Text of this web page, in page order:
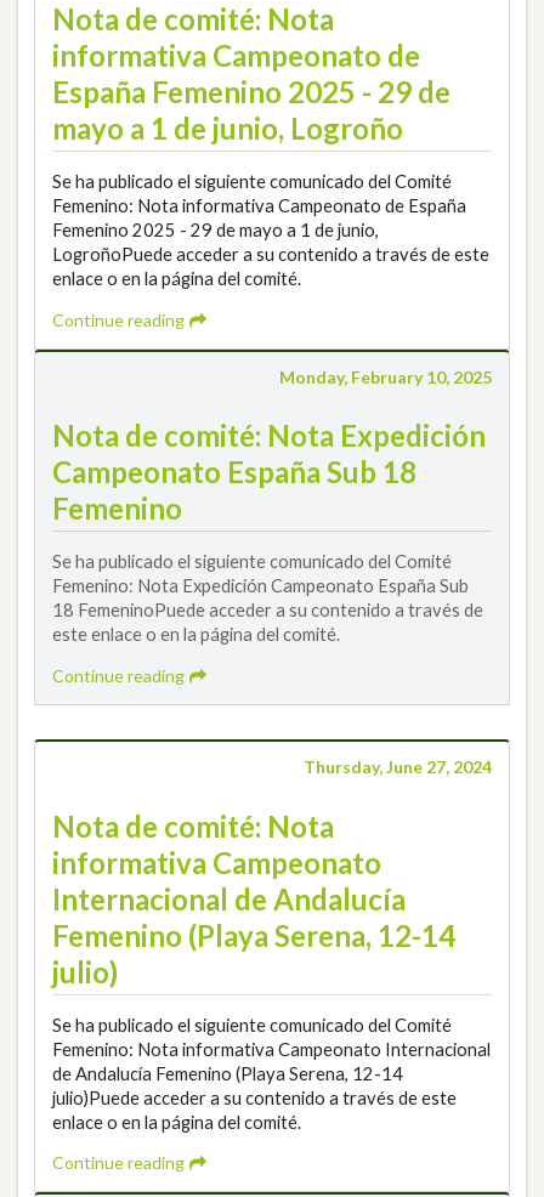
Nota de comité: Nota
informativa Campeonato de
España Femenino 2025 - 29 de
mayo a 1 de junio, Logroño
Se ha publicado el siguiente comunicado del Comité
Femenino: Nota informativa Campeonato de España
Femenino 2025 - 29 de mayo a 1 de junio,
LogroñoPuede acceder a su contenido a través de este
enlace o en la página del comité.
Continue reading
Monday, February 10, 2025
Nota de comité: Nota Expedición
Campeonato España Sub 18
Femenino
Se ha publicado el siguiente comunicado del Comité
Femenino: Nota Expedición Campeonato España Sub
18 FemeninoPuede acceder a su contenido a través de
este enlace o en la página del comité.
Continue reading
Thursday, June 27, 2024
Nota de comité: Nota
informativa Campeonato
Internacional de Andalucía
Femenino (Playa Serena, 12-14
julio)
Se ha publicado el siguiente comunicado del Comité
Femenino: Nota informativa Campeonato Internacional
de Andalucía Femenino (Playa Serena, 12-14
julio)Puede acceder a su contenido a través de este
enlace o en la página del comité.
Continue reading